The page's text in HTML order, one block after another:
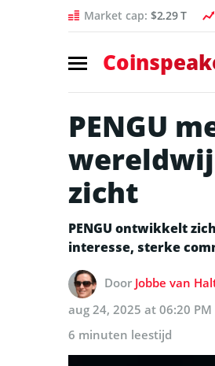
Market cap: $2.29 T
PENGU
zicht
PENGU ontwikkelt
interesse, sterke
Door Jobbe van
aug 24, 2025 at 06:20 PM
6 minuten leestijd